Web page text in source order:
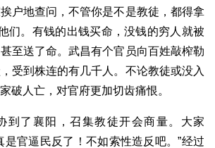
户地查问，不管你是不是教徒，都得拿
们。有钱的出钱买命，没钱的穷人就被
至送了命。武昌有个官员向百姓敲榨勒
受到株连的有几千人。不论教徒或没入
破人亡，对官府更加切齿痛恨。
到了襄阳，召集教徒开会商量。大家
是官逼民反了！不如索性造反吧。”经过